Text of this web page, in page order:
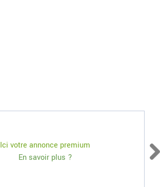
Ici votre annonce premium
En savoir plus ?